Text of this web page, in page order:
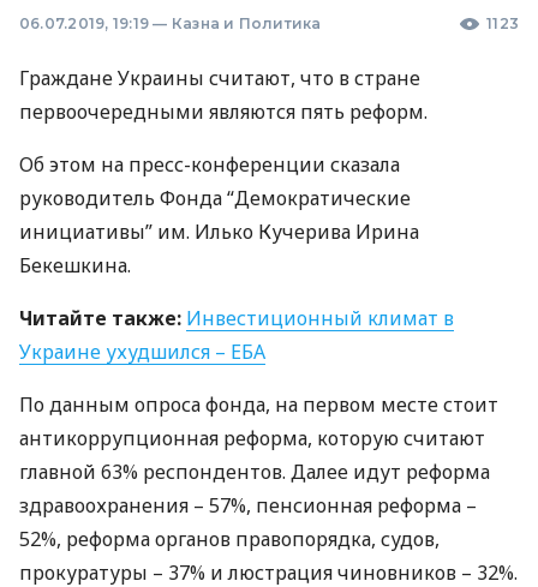
06.07.2019, 19:19 — Казна и Политика 1123
Граждане Украины считают, что в стране
первоочередными являются пять реформ.
Об этом на пресс-конференции сказала
руководитель Фонда “Демократические
инициативы” им. Илько Кучерива Ирина
Бекешкина.
Читайте также: Инвестиционный климат в
Украине ухудшился – ЕБА
По данным опроса фонда, на первом месте стоит
антикоррупционная реформа, которую считают
главной 63% респондентов. Далее идут реформа
здравоохранения – 57%, пенсионная реформа –
52%, реформа органов правопорядка, судов,
прокуратуры – 37% и люстрация чиновников – 32%.